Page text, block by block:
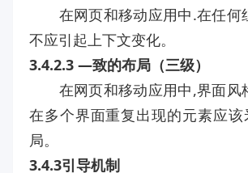
在网页和移动应用中.在任何
不应引起上下文变化。
3.4.2.3 —致的布局（三级）
在网页和移动应用中,界面风
在多个界面重复出现的元素应
局。
3.4.3引导机制